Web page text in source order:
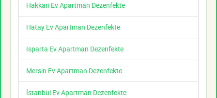
Hakkari Ev Apartman Dezenfekte
Hatay Ev Apartman Dezenfekte
Isparta Ev Apartman Dezenfekte
Mersin Ev Apartman Dezenfekte
İstanbul Ev Apartman Dezenfekte